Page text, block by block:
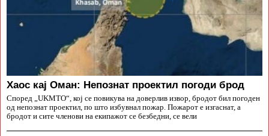
Хаос кај Оман: Непознат проектил погоди брод
Според „UKMTO“, кој се повикува на доверлив извор, бродот бил погоден
од непознат проектил, по што избувнал пожар. Пожарот е изгаснат, а
бродот и сите членови на екипажот се безбедни, се вели